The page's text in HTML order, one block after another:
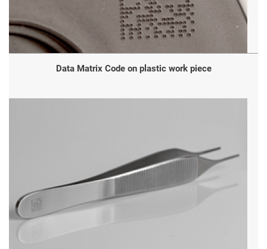
Data Matrix Code on plastic work piece